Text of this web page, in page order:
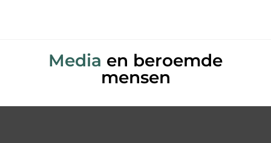
Media en beroemde
mensen